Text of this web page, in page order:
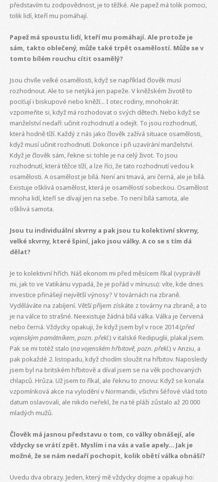
představím tu zodpovědnost, je to těžké. Ale papež má tolik pomoci,
tolik lidí, kteří mu pomáhají.
Papež má spoustu lidí, kteří mu pomáhají. Ale protože je
sám, takto oblečený, může také trpět osamělostí. Může se v
tomto bílém rouchu cítit osamělý?
Jsou chvíle velké osamělosti, když se například člověk musí
rozhodnout. Ale to se netýká jen papeže. V kněžském životě to
pociťují i biskupové nebo kněží... I otec rodiny, mnohokrát:
vzpomeňte si, když má rozhodovat o svých dětech. Nebo když se
manželství nedaří: učinit rozhodnutí a odejít. To jsou rozhodnutí,
která hodně tíží. Každý z nás jako člověk zažívá situace osamělosti,
když musí učinit rozhodnutí. Dokonce i při uzavírání manželství.
Když je člověk sám, řekne si: tohle je na celý život. To jsou
rozhodnutí, která těžce tíží, a lze říci, že tato rozhodnutí vedou k
osamělosti. A osamělost je bílá. Není ani tmavá, ani černá, ale je bílá.
Existuje ošklivá osamělost, která je osamělostí sobeckou. Osamělost
mnoha lidí, kteří se dívají jen na sebe. To není bílá samota, ale
ošklivá samota.
Jsou tu individuální skvrny a pak jsou tu kolektivní skvrny,
velké skvrny, které špiní, jako jsou války. A co se s tím dá
dělat?
Je to kolektivní hřích. Náš ekonom mi před měsícem říkal (vyprávěl
mi, jak to ve Vatikánu vypadá, že je pořád v mínusu): víte, kde dnes
investice přinášejí největší výnosy? V továrnách na zbraně.
Vyděláváte na zabíjení. Větší příjem získáte z továrny na zbraně, a to
je na válce to strašné. Neexistuje žádná bílá válka. Válka je červená
nebo černá. Vždycky opakuji, že když jsem byl v roce 2014 (před
vojenským památníkem,pozn. překl.) v italské Redipuglii, plakal jsem.
Pak se mi totéž stalo (na vojenském hřbitově, pozn. překl.) v Anziu, a
pak pokaždé 2. listopadu, když chodím sloužit na hřbitov. Naposledy
jsem byl na britském hřbitově a díval jsem se na věk pochovaných
chlapců. Hrůza. Už jsem to říkal, ale řeknu to znovu: Když se konala
vzpomínková akce na vylodění v Normandii, všichni šéfové vlád toto
datum oslavovali, ale nikdo neřekl, že na té pláži zůstalo až 20 000
mladých mužů.
Člověk má jasnou představu o tom, co války obnášejí, ale
vždycky se vrátí zpět. Myslím i na vás a vaše apely... Jak je
možné, že se nám nedaří pochopit, kolik obětí válka obnáší?
Uvedu dva obrazy. Jeden, který mě vždycky dojme a opakuji ho: